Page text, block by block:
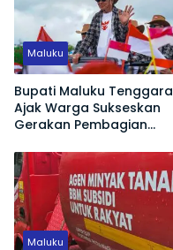
Maluku
Bupati Maluku Tenggara
Ajak Warga Sukseskan
Gerakan Pembagian
Maluku